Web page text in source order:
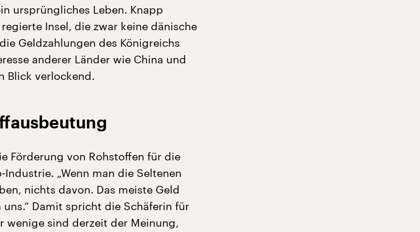
ursprüngliches Leben. Knapp
Insel, die zwar keine dänische
Geldzahlungen des Königreichs
anderer Länder wie China und
Blick verlockend.
Förderung von Rohstoffen für die
„Wenn man die Seltenen
nichts davon. Das meiste Geld
Damit spricht die Schäferin für
wenige sind derzeit der Meinung,